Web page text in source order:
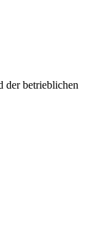
der betrieblichen